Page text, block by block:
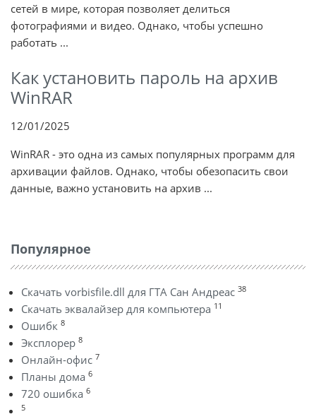
сетей в мире, которая позволяет делиться
фотографиями и видео. Однако, чтобы успешно
работать ...
Как установить пароль на архив
WinRAR
12/01/2025
WinRAR - это одна из самых популярных программ для
архивации файлов. Однако, чтобы обезопасить свои
данные, важно установить на архив ...
Популярное
Скачать vorbisfile.dll для ГТА Сан Андреас 38
Скачать эквалайзер для компьютера 11
Ошибк 8
Эксплорер 8
Онлайн-офис 7
Планы дома 6
720 ошибка 6
5